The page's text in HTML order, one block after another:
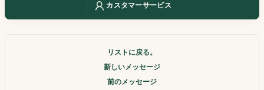
カスタマーサービス
リストに戻る。
新しいメッセージ
前のメッセージ